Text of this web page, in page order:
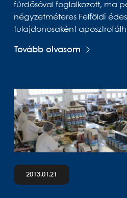
fürdősóval foglalkozott, ma
négyzetméteres Felföldi
tulajdonosaként
Tovább olvasom
2013.01.21